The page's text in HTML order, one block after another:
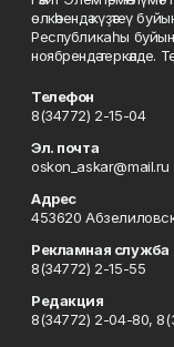
өлкәһендә күҙәтеү
Республикаһы
ноябрендә
Телефон
8(34772) 2-15-04
Эл. почта
oskon_askar@mail.ru
Адрес
453620
Рекламная служба
8(34772) 2-15-55
Редакция
8(34772) 2-04-80,